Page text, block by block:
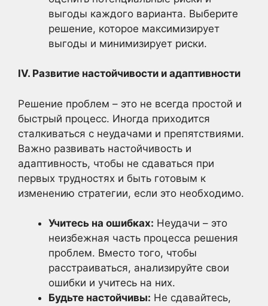
выгоды каждого варианта. Выберите
решение, которое максимизирует
выгоды и минимизирует риски.
IV. Развитие настойчивости и адаптивности
Решение проблем – это не всегда простой и
быстрый процесс. Иногда приходится
сталкиваться с неудачами и препятствиями.
Важно развивать настойчивость и
адаптивность, чтобы не сдаваться при
первых трудностях и быть готовым к
изменению стратегии, если это необходимо.
Учитесь на ошибках: Неудачи – это
неизбежная часть процесса решения
проблем. Вместо того, чтобы
расстраиваться, анализируйте свои
ошибки и учитесь на них.
Будьте настойчивы: Не сдавайтесь,